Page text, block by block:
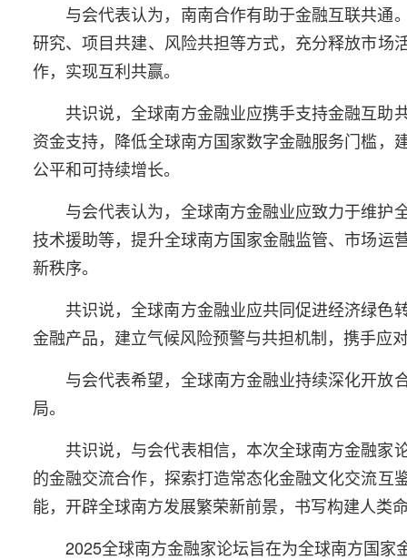
与会代表认为，南南合作有助于金融互联共通
研究、项目共建、风险共担等方式，充分释放市场
作，实现互利共赢。
共识说，全球南方金融业应携手支持金融互助
资金支持，降低全球南方国家数字金融服务门槛
公平和可持续增长。
与会代表认为，全球南方金融业应致力于维护
技术援助等，提升全球南方国家金融监管、市场运
新秩序。
共识说，全球南方金融业应共同促进经济绿色
金融产品，建立气候风险预警与共担机制，携手应
与会代表希望，全球南方金融业持续深化开放
局。
共识说，与会代表相信，本次全球南方金融家
的金融交流合作，探索打造常态化金融文化交流
能，开辟全球南方发展繁荣新前景，书写构建人类
2025全球南方金融家论坛旨在为全球南方国